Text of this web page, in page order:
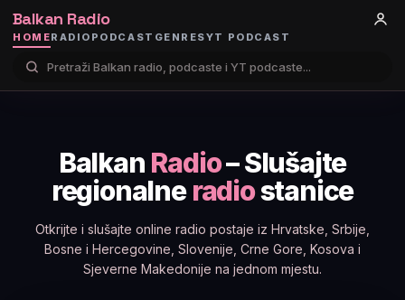
Balkan Radio
HOMERADIO PODCAST GENRESYT PODCAST
Balkan Radio– Slušajte
regionalneradiostanice
Otkrijte i slušajte online radio postaje iz Hrvatske, Srbije,
Bosne i Hercegovine, Slovenije, Crne Gore, Kosova i
Sjeverne Makedonije na jednom mjestu.